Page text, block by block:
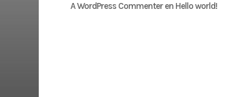
A WordPress Commenteren Hello world!